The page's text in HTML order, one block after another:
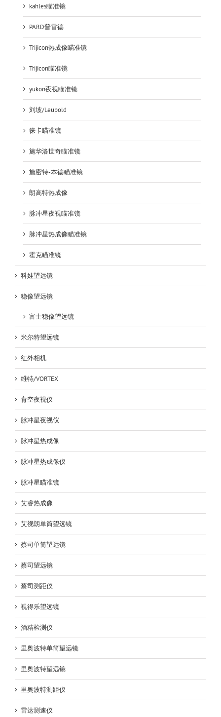
kahles瞄准镜
PARD普雷德
Trijicon热成像瞄准镜
Trijicon瞄准镜
yukon夜视瞄准镜
刘坡/Leupold
徕卡瞄准镜
施华洛世奇瞄准镜
施密特-本德瞄准镜
朗高特热成像
脉冲星夜视瞄准镜
脉冲星热成像瞄准镜
霍克瞄准镜
科娃望远镜
稳像望远镜
富士稳像望远镜
米尔特望远镜
红外相机
维特/VORTEX
育空夜视仪
脉冲星夜视仪
脉冲星热成像
脉冲星热成像仪
脉冲星瞄准镜
艾睿热成像
艾视朗单筒望远镜
蔡司单筒望远镜
蔡司望远镜
蔡司测距仪
视得乐望远镜
酒精检测仪
里奥波特单筒望远镜
里奥波特望远镜
里奥波特测距仪
雷达测速仪